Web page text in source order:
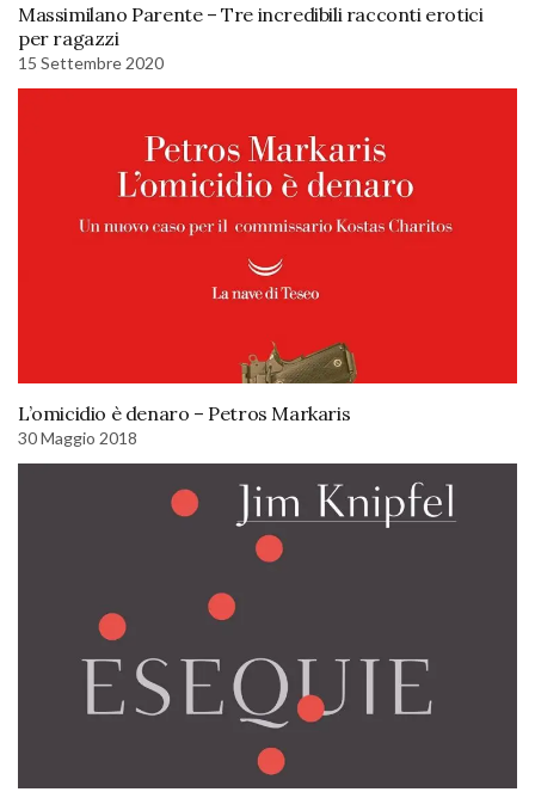
Massimilano Parente – Tre incredibili racconti erotici
per ragazzi
15 Settembre 2020
L’omicidio è denaro – Petros Markaris
30 Maggio 2018